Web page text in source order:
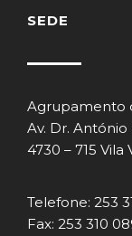
SEDE
Agrupamento
Av. Dr. António
4730 – 715 Vila
Telefone: 253
Fax: 253 310